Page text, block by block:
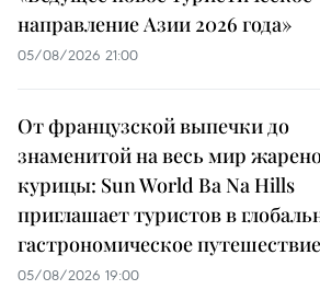
направление Азии 2026 года»
05/08/2026 21:00
От французской выпечки до
знаменитой на весь мир
курицы: Sun World Ba Na Hills
приглашает туристов в
гастрономическое путешествие
05/08/2026 19:00